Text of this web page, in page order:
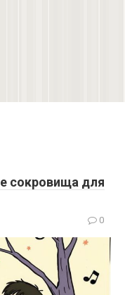
сокровища для
0